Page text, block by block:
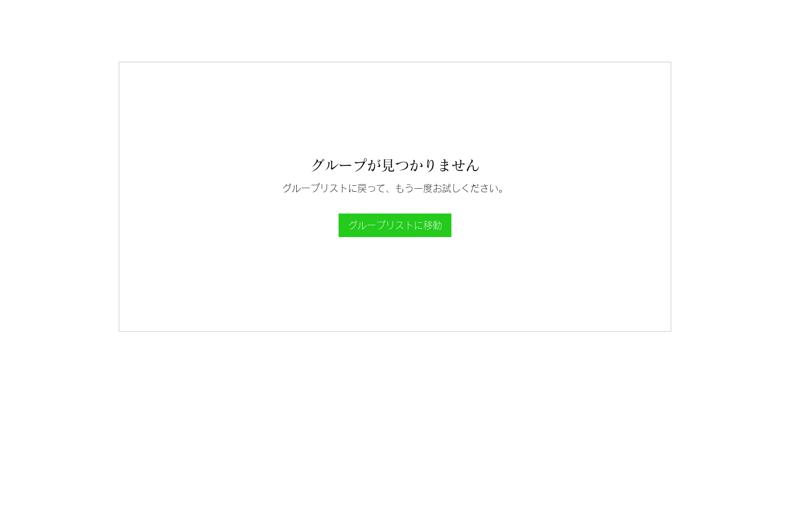
グループが見つかりません
グループリストに戻って、もう一度お試しください。
グループリストに移動